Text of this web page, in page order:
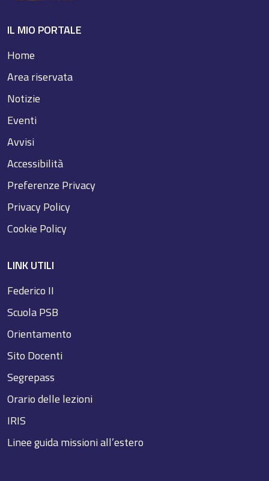
IL MIO PORTALE
Home
Area riservata
Notizie
Eventi
Avvisi
Accessibilità
Preferenze Privacy
Privacy Policy
Cookie Policy
LINK UTILI
Federico II
Scuola PSB
Orientamento
Sito Docenti
Segrepass
Orario delle lezioni
IRIS
Linee guida missioni all’estero